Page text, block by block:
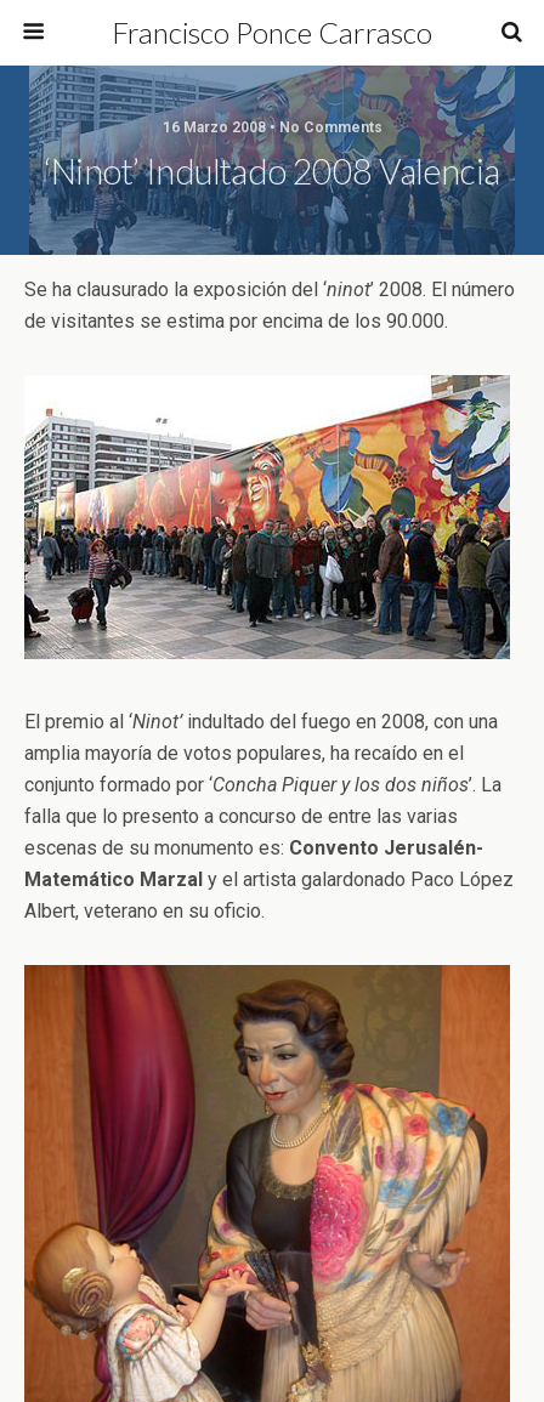
Francisco Ponce Carrasco
16 Marzo 2008 • No Comments
‘Ninot’ Indultado 2008 Valencia
Se ha clausurado la exposición del ‘ninot’ 2008. El número
de visitantes se estima por encima de los 90.000.
El premio al ‘Ninot’indultado del fuego en 2008, con una
amplia mayoría de votos populares, ha recaído en el
conjunto formado por ‘Concha Piquer y los dos niños’. La
falla que lo presento a concurso de entre las varias
escenas de su monumento es: Convento Jerusalén-
Matemático Marzal y el artista galardonado Paco López
Albert, veterano en su oficio.